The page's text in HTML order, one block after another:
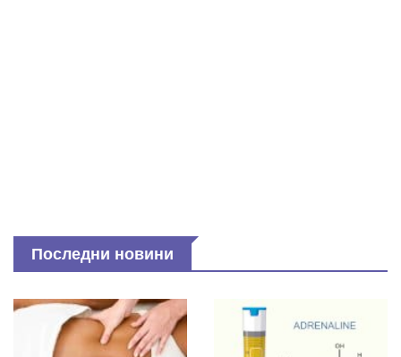
Последни новини